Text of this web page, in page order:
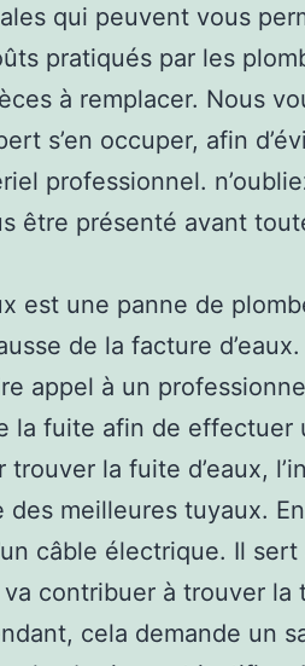
qui peuvent vous
pratiqués par les
à remplacer. Nous
s’en occuper, afin
professionnel.
être présenté avant
est une panne de
de la facture
appel à un
la fuite afin de effectuer
trouver la fuite d’eaux,
meilleures tuyaux. En
câble électrique. Il
contribuer à trouver la
cela demande un